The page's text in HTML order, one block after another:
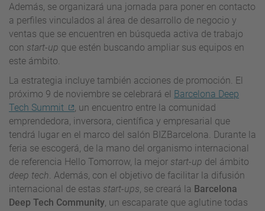
Además, se organizará una jornada para poner en contacto
a perfiles vinculados al área de desarrollo de negocio y
ventas que se encuentren en búsqueda activa de trabajo
con start-up que estén buscando ampliar sus equipos en
este ámbito.
La estrategia incluye también acciones de promoción. El
próximo 9 de noviembre se celebrará el Barcelona Deep
Tech Summit
, un encuentro entre la comunidad
emprendedora, inversora, científica y empresarial que
tendrá lugar en el marco del salón BIZBarcelona. Durante la
feria se escogerá, de la mano del organismo internacional
de referencia Hello Tomorrow, la mejor start-up del ámbito
deep tech. Además, con el objetivo de facilitar la difusión
internacional de estas start-ups, se creará la Barcelona
Deep Tech Community, un escaparate que aglutine todas